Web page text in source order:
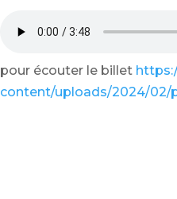
pour écouter le billet
content/uploads/2024/02/